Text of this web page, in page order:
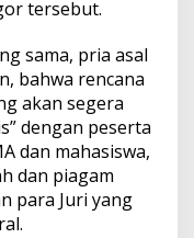
tersebut.
sama, pria asal
bahwa rencana
akan segera
dengan peserta
dan mahasiswa,
dan piagam
para Juri yang